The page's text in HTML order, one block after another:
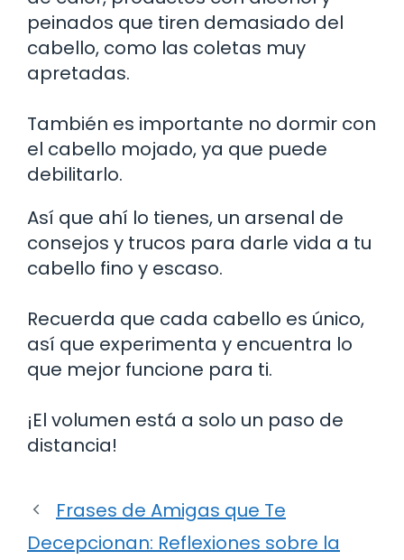
peinados que tiren demasiado del
cabello, como las coletas muy
apretadas.
También es importante no dormir con
el cabello mojado, ya que puede
debilitarlo.
Así que ahí lo tienes, un arsenal de
consejos y trucos para darle vida a tu
cabello fino y escaso.
Recuerda que cada cabello es único,
así que experimenta y encuentra lo
que mejor funcione para ti.
¡El volumen está a solo un paso de
distancia!
Frases de Amigas que Te
Decepcionan: Reflexiones sobre la